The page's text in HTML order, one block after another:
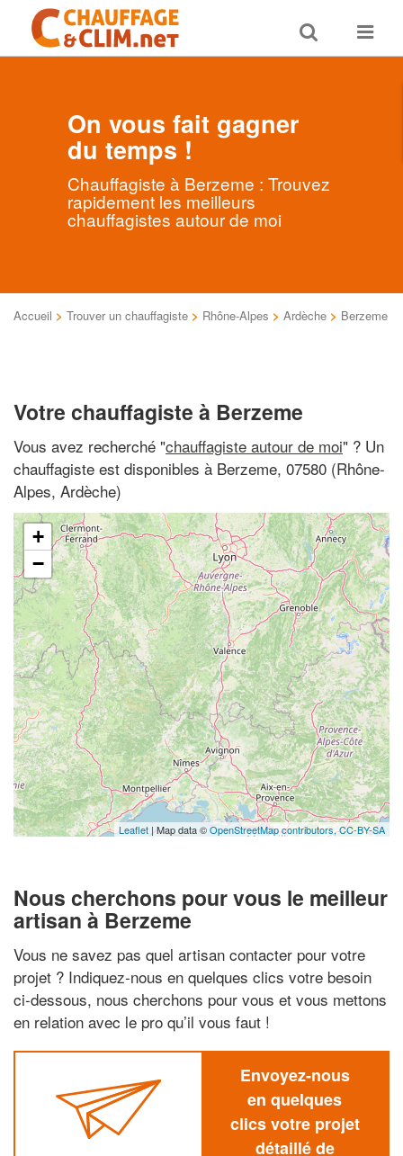
Toggle
search
Toggle
On vous fait gagner
du temps !
Chauffagiste à Berzeme : Trouvez
rapidement les meilleurs
chauffagistes autour de moi
Accueil > Trouver un chauffagiste > Rhône-Alpes > Ardèche > Berzeme
Votre chauffagiste à Berzeme
Vous avez recherché "chauffagiste autour de moi" ? Un
chauffagiste est disponibles à Berzeme, 07580 (Rhône-
Alpes, Ardèche)
+
−
Leaflet | Map data ©OpenStreetMap contributors,CC-BY-SA
Nous cherchons pour vous le meilleur
artisan à Berzeme
Vous ne savez pas quel artisan contacter pour votre
projet ? Indiquez-nous en quelques clics votre besoin
ci-dessous, nous cherchons pour vous et vous mettons
en relation avec le pro qu’il vous faut !
Envoyez-nous
en quelques
clics votre projet
détaillé de